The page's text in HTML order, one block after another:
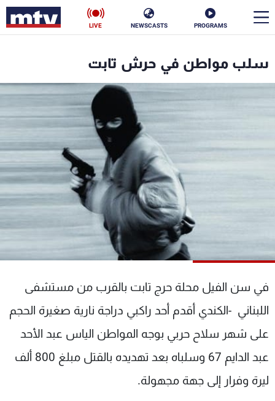
PROGRAMS
NEWSCASTS
LIVE
سلب مواطن في حرش تابت
في سن الفيل محلة حرج تابت بالقرب من مستشفى
اللبناني -الكندي أقدم أحد راكبي دراجة نارية صغيرة الحجم
على شهر سلاح حربي بوجه المواطن الياس عبد الأحد
عبد الدايم 67 وسلباه بعد تهديده بالقتل مبلغ 800 ألف
ليرة وفرار إلى جهة مجهولة.
فن
رياضة
البرامج
شاهد البرامج
الترددات
الإنـتـاج
تواصل معنا
سياسة الخصوصية